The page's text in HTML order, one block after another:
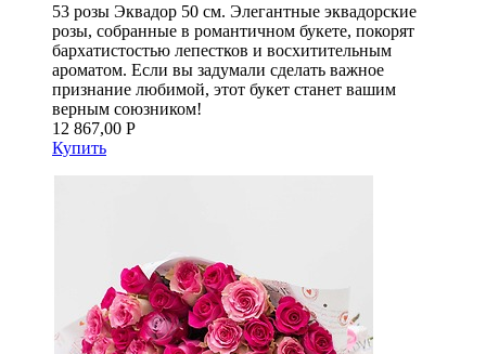
53 розы Эквадор 50 см. Элегантные эквадорские
розы, собранные в романтичном букете, покорят
бархатистостью лепестков и восхитительным
ароматом. Если вы задумали сделать важное
признание любимой, этот букет станет вашим
верным союзником!
12 867,00 Р
Купить